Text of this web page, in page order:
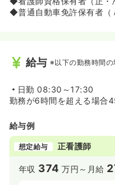
◆普通自動車免許保有者（
給与 ※以下の勤務時間の
日勤 08:30～17:30
勤務が6時間を超える場合
給与例
想定給与 正看護師
年収 374 万円～ 月給